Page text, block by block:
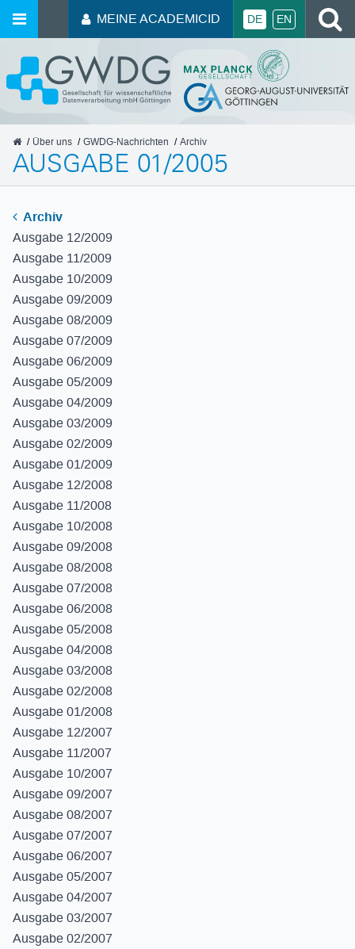
MEINE ACADEMICID DE EN
GWDG
Über uns GWDG-Nachrichten Archiv
AUSGABE 01/2005
Archiv
Ausgabe 12/2009
Ausgabe 11/2009
Ausgabe 10/2009
Ausgabe 09/2009
Ausgabe 08/2009
Ausgabe 07/2009
Ausgabe 06/2009
Ausgabe 05/2009
Ausgabe 04/2009
Ausgabe 03/2009
Ausgabe 02/2009
Ausgabe 01/2009
Ausgabe 12/2008
Ausgabe 11/2008
Ausgabe 10/2008
Ausgabe 09/2008
Ausgabe 08/2008
Ausgabe 07/2008
Ausgabe 06/2008
Ausgabe 05/2008
Ausgabe 04/2008
Ausgabe 03/2008
Ausgabe 02/2008
Ausgabe 01/2008
Ausgabe 12/2007
Ausgabe 11/2007
Ausgabe 10/2007
Ausgabe 09/2007
Ausgabe 08/2007
Ausgabe 07/2007
Ausgabe 06/2007
Ausgabe 05/2007
Ausgabe 04/2007
Ausgabe 03/2007
Ausgabe 02/2007